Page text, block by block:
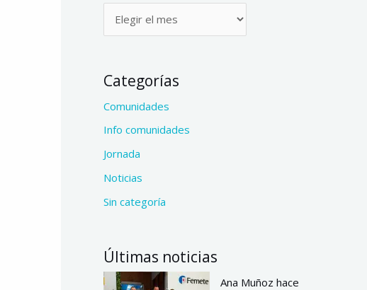
Categorías
Comunidades
Info comunidades
Jornada
Noticias
Sin categoría
Últimas noticias
Ana Muñoz hace